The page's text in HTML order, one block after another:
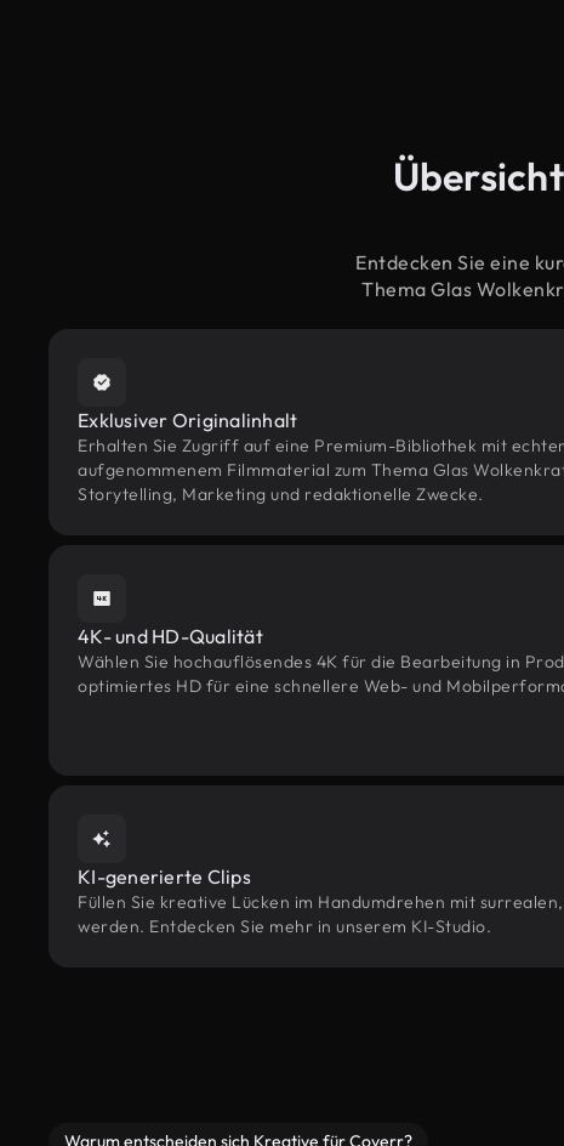
Entdecken Sie eine
Thema Glas
Exklusiver Originalinhalt
Erhalten Sie Zugriff auf eine Premium-Bibliothek mit
aufgenommenem Filmmaterial zum Thema Glas
Storytelling, Marketing und redaktionelle Zwecke.
4K- und HD-Qualität
Wählen Sie hochauflösendes 4K für die Bearbeitung in
optimiertes HD für eine schnellere Web- und
KI-generierte Clips
Füllen Sie kreative Lücken im Handumdrehen mit
werden. Entdecken Sie mehr in unserem KI-Studio.
Warum entscheiden sich Kreative für Coverr?